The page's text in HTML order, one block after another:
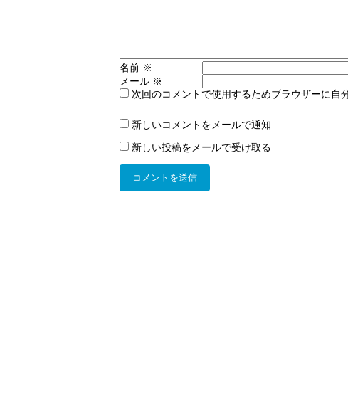
名前 ※
メール ※
次回のコメントで使用するためブラウザーに自
新しいコメントをメールで通知
新しい投稿をメールで受け取る